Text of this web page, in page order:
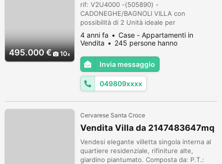
495.000 € 10
rif: V2U4000 -(505890) -
CADONEGHE/BAGNOLI VILLA con
possibilità di 2 Unità ideale per
genitore/figlio, con mq. 4.000 di terreno di
proprietà, parte a parco e parte a vigneto,
disposta su due piani: piano terra con
ingresso, taverna, soggiorno/salone con
travi a vista e caminetto, cucina, bagno,
lavanderia/c.t., camera, garage, pompeiana
per auto; Piano prim...
4 anni fa
Case - Appartamenti in
Vendita
245 persone hanno
Invia messaggio
049809xxxx
Cervarese Santa Croce
Vendita Villa da 2147483647mq
Vendesi elegante villetta singola interna al
quartiere residenziale, rifiniture alte,
giardino piantumato. Composta da: P.T.: